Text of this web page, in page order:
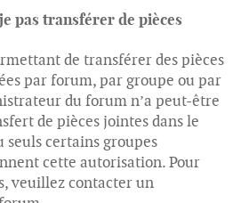
pas transférer de pièces
de transférer des pièces
par forum, par groupe ou par
du forum n’a peut-être
de pièces jointes dans le
seuls certains groupes
cette autorisation. Pour
veuillez contacter un